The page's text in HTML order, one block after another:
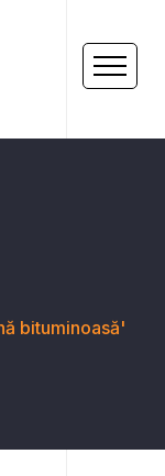
bituminoasă'